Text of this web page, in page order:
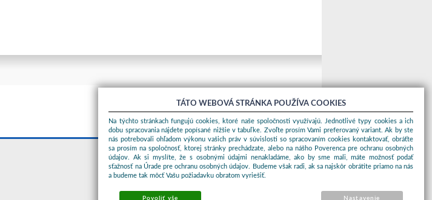
TÁTO WEBOVÁ STRÁNKA POUŽÍVA COOKIES
Na týchto stránkach fungujú cookies, ktoré naše spoločnosti využívajú. Jednotlivé typy cookies a ich
dobu spracovania nájdete popísané nižšie v tabuľke. Zvoľte prosím Vami preferovaný variant. Ak by ste
nás potrebovali ohľadom výkonu vašich práv v súvislosti so spracovaním cookies kontaktovať, obráťte
sa prosím na spoločnosť, ktorej stránky prechádzate, alebo na nášho Poverenca pre ochranu osobných
údajov. Ak si myslíte, že s osobnými údajmi nenakladáme, ako by sme mali, máte možnosť podať
sťažnosť na Úrade pre ochranu osobných údajov. Budeme však radi, ak sa najskôr obrátite priamo na nás
a budeme tak môcť Vašu požiadavku obratom vyriešiť.
Povoliť vše Nastavenie